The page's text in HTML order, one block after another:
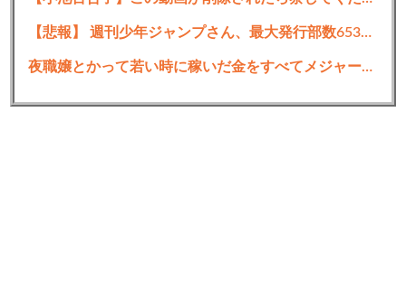
【悲報】 週刊少年ジャンプさん、最大発行部数653万部から急降下でついに「100万部」を割ってしまうｗｗｗｗｗ
夜職嬢とかって若い時に稼いだ金をすべてメジャー株に注ぎ込めば配当金で暮らせそうだよね